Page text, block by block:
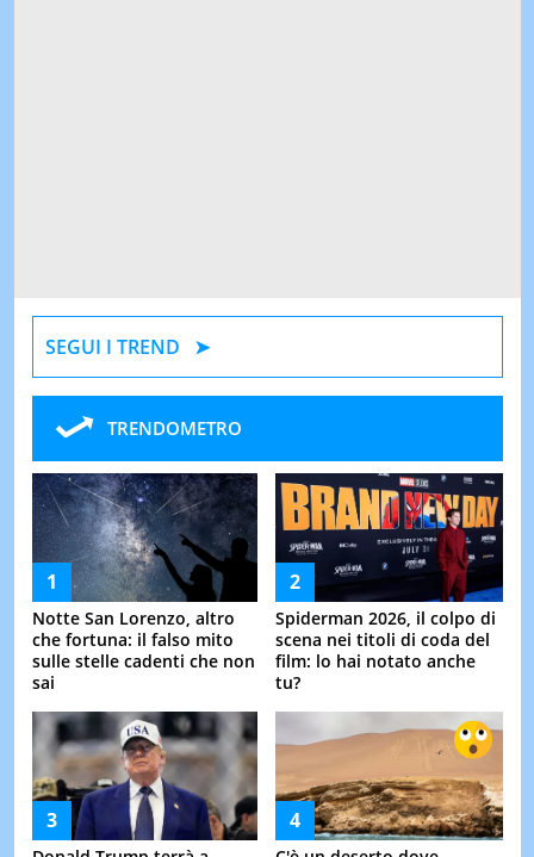
SEGUI I TREND
TRENDOMETRO
Notte San Lorenzo, altro
che fortuna: il falso mito
sulle stelle cadenti che non
sai
Spiderman 2026, il colpo di
scena nei titoli di coda del
film: lo hai notato anche
tu?